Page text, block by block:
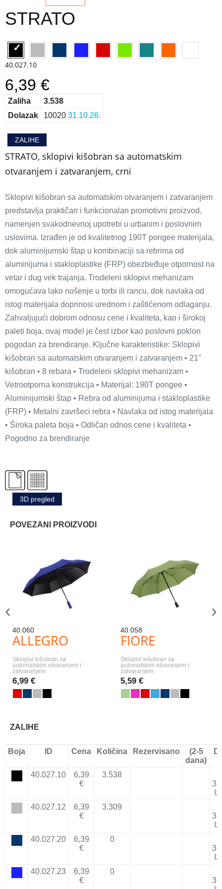
STRATO
40.027.10
6,39 €
Zaliha
3.538
Dolazak
10020 31.10.26.
ZALIHE
STRATO, sklopivi kišobran sa automatskim
otvaranjem i zatvaranjem, crni
Sklopivi kišobran sa automatskim otvaranjem i zatvaranjem
predstavlja praktičan i funkcionalan promotivni proizvod,
namenjen svakodnevnoj upotrebi u urbanim i poslovnim
uslovima. Izrađen je od kvalitetnog 190T pongee materijala,
dok aluminijumski štap u kombinaciji sa rebrima od
aluminijuma i stakloplastike (FRP) obezbeđuje otpornost na
vetar i dug vek trajanja. Trodeleni sklopivi mehanizam
omogućava lako nošenje u torbi ili rancu, dok navlaka od
istog materijala doprinosi urednom i zaštićenom odlaganju.
Zahvaljujući dobrom odnosu cene i kvaliteta, kao i širokoj
paleti boja, ovaj model je čest izbor kao poslovni poklon
pogodan za brendiranje. Ključne karakteristike: Sklopivi
kišobran sa automatskim otvaranjem i zatvaranjem • 21"
kišobran • 8 rebara • Trodeleni sklopivi mehanizam •
Vetrootporna konstrukcija • Materijal: 190T pongee •
Aluminijumski štap • Rebra od aluminijuma i stakloplastike
(FRP) • Metalni završeci rebra • Navlaka od istog materijala
• Široka paleta boja • Odličan odnos cene i kvaliteta •
Pogodno za brendiranje
3D pregled
POVEZANI PROIZVODI
40.060
ALLEGRO
Sklopivi kišobran sa
automatskim otvaranjem i
zatvaranjem
6,99 €
40.058
FIORE
Sklopivi kišobran sa
automatskim otvaranjem i
zatvaranjem
5,59 €
‹ ›
ZALIHE
Boja ID Cena Količina Rezervisano
(2-5
dana)
40.027.10
6,39
€
3.538
40.027.12
6,39
€
3.309
40.027.20
6,39
€
0
40.027.23
6,39
€
0